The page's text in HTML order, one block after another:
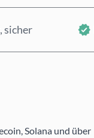
sicher
Solana und über